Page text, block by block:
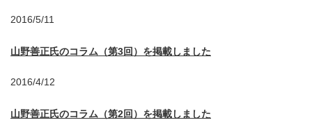
2016/5/11
山野善正氏のコラム（第3回）を掲載しました
2016/4/12
山野善正氏のコラム（第2回）を掲載しました